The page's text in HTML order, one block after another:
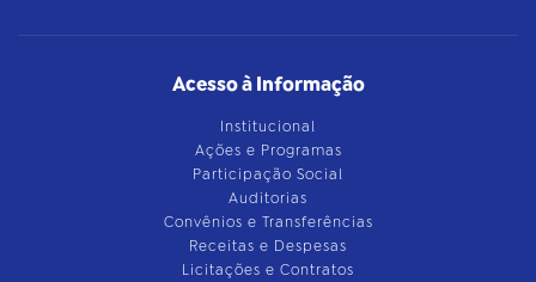
Acesso à Informação
Institucional
Ações e Programas
Participação Social
Auditorias
Convênios e Transferências
Receitas e Despesas
Licitações e Contratos